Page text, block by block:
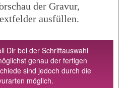
der Gravur,
ausfüllen.
Dir bei der Schriftauswahl
genau der fertigen
sind jedoch durch die
möglich.